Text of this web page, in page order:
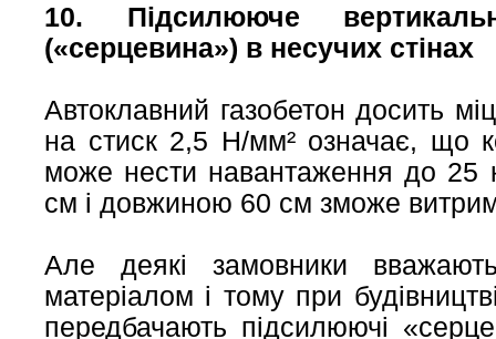
10. Підсилююче
(«серцевина») в несучих стінах
Автоклавний газобетон досить
на стиск 2,5 Н/мм²означає, що
може нести навантаження до 25
см і довжиною 60 см зможе
Але деякі замовники
матеріалом і тому при
передбачають підсилюючі